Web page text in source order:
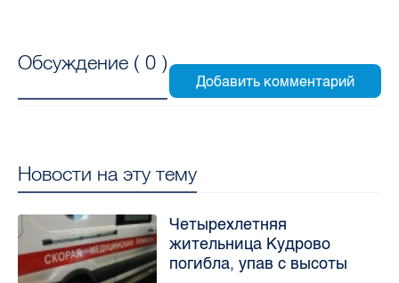
Обсуждение ( 0 )
Новости на эту тему
Четырехлетняя
жительница Кудрово
погибла, упав с высоты